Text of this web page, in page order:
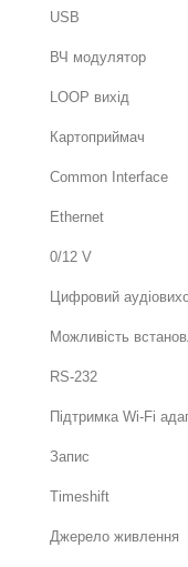
USB
ВЧ модулятор
LOOP вихід
Картоприймач
Common Interface
Ethernet
0/12 V
Цифровий
Можливість
RS-232
Підтримка Wi-Fi
Запис
Timeshift
Джерело живлення